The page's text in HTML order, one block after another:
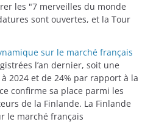
les "7 merveilles du monde
sont ouvertes, et la Tour
sur le marché français
l’an dernier, soit une
2024 et de 24% par rapport à la
confirme sa place parmi les
de la Finlande. La Finlande
le marché français